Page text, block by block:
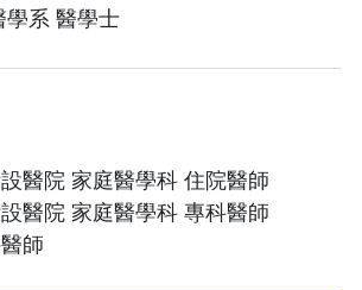
學系 醫學士
醫院 家庭醫學科 住院醫師
醫院 家庭醫學科 專科醫師
師